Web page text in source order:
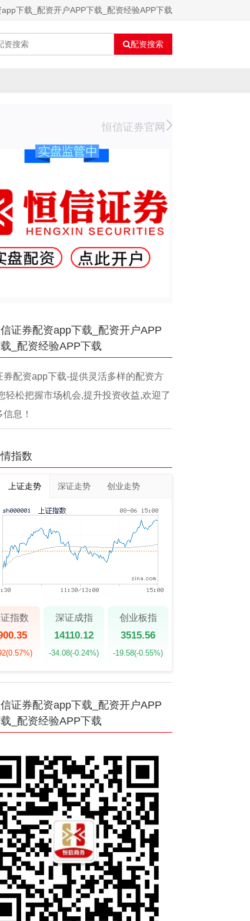
下载_配资开户APP下载_配资经验APP下载
配资搜索
恒信证券官网
证券配资app下载_配资开户APP
_配资经验APP下载
券配资app下载-提供灵活多样的配资方
轻松把握市场机会,提升投资收益,欢迎了
息！
指数
上证走势 深证走势 创业走势
证指数
(0.57%)
深证成指
14110.12
-34.08(-0.24%)
创业板指
3515.56
-19.58(-0.55%)
证券配资app下载_配资开户APP
_配资经验APP下载